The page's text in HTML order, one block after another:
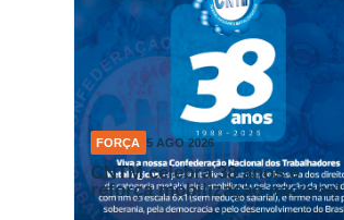
FORÇA 5 AGO 2026
CNTM celebra 38 anos e
reforça mobilização nacional